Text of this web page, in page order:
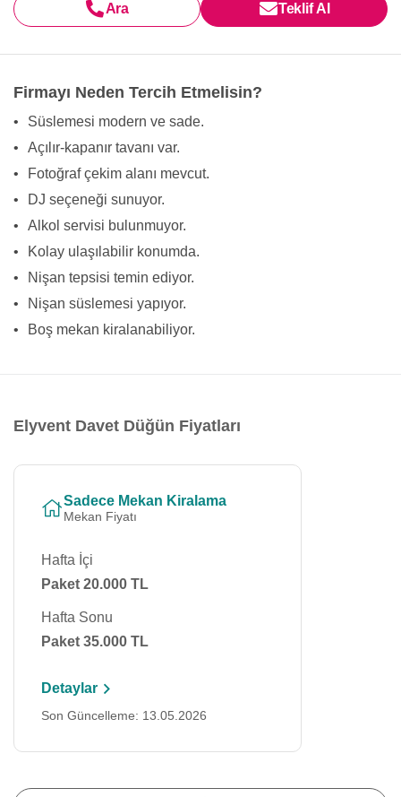
Ara Teklif Al
Firmayı Neden Tercih Etmelisin?
•
Süslemesi modern ve sade.
•
Açılır-kapanır tavanı var.
•
Fotoğraf çekim alanı mevcut.
•
DJ seçeneği sunuyor.
•
Alkol servisi bulunmuyor.
•
Kolay ulaşılabilir konumda.
•
Nişan tepsisi temin ediyor.
•
Nişan süslemesi yapıyor.
•
Boş mekan kiralanabiliyor.
Elyvent Davet Düğün Fiyatları
Sadece Mekan Kiralama
Mekan Fiyatı
Hafta İçi
Paket 20.000 TL
Hafta Sonu
Paket 35.000 TL
Detaylar
Son Güncelleme: 13.05.2026